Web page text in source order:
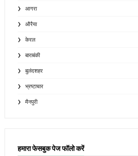
आगरा
औरैया
केरल
बाराबंकी
बुलंदशहर
भ्रष्टाचार
मैनपुरी
हमारा फेसबुक पेज फॉलो करें